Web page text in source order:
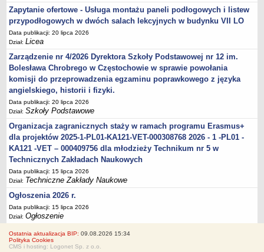
Zapytanie ofertowe - Usługa montażu paneli podłogowych i listew
przypodłogowych w dwóch salach lekcyjnych w budynku VII LO
Data publikacji: 20 lipca 2026
Dział:Licea
Zarządzenie nr 4/2026 Dyrektora Szkoły Podstawowej nr 12 im.
Bolesława Chrobrego w Częstochowie w sprawie powołania
komisji do przeprowadzenia egzaminu poprawkowego z języka
angielskiego, historii i fizyki.
Data publikacji: 20 lipca 2026
Dział:Szkoły Podstawowe
Organizacja zagranicznych staży w ramach programu Erasmus+
dla projektów 2025-1-PL01-KA121-VET-000308768 2026 - 1 -PL01 -
KA121 -VET – 000409756 dla młodzieży Technikum nr 5 w
Technicznych Zakładach Naukowych
Data publikacji: 15 lipca 2026
Dział: Techniczne Zakłady Naukowe
Ogłoszenia 2026 r.
Data publikacji: 15 lipca 2026
Dział:Ogłoszenie
Ostatnia aktualizacja BIP: 09.08.2026 15:34
Polityka Cookies
CMS i hosting: Logonet Sp. z o.o.